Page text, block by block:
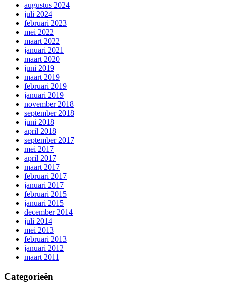
augustus 2024
juli 2024
februari 2023
mei 2022
maart 2022
januari 2021
maart 2020
juni 2019
maart 2019
februari 2019
januari 2019
november 2018
september 2018
juni 2018
april 2018
september 2017
mei 2017
april 2017
maart 2017
februari 2017
januari 2017
februari 2015
januari 2015
december 2014
juli 2014
mei 2013
februari 2013
januari 2012
maart 2011
Categorieën